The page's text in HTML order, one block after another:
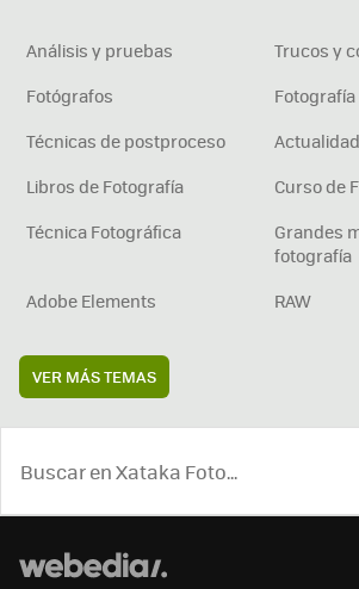
Análisis y pruebas
Trucos y
Fotógrafos
Fotografía
Técnicas de postproceso
Actualidad
Libros de Fotografía
Curso de
Técnica Fotográfica
Grandes
fotografía
Adobe Elements
RAW
VER MÁS TEMAS